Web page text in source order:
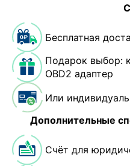
Бесплатная
Подарок выбор:
OBD2 адаптер
Или
Дополнительные
Счёт для